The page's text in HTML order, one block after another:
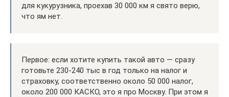
для кукурузника, проехав 30 000 км я свято верю,
что ям нет.
Первое: если хотите купить такой авто — сразу
готовьте 230-240 тыс в год только на налог и
страховку, соответственно около 50 000 налог,
около 200 000 КАСКО, это я про Москву. При этом я